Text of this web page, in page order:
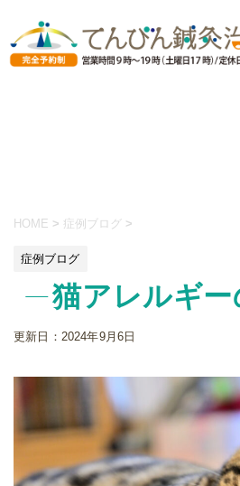
HOME > 症例ブログ >
症例ブログ
猫アレルギ
更新日： 2024年9月6日